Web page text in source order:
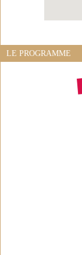
LE PROGRAMME